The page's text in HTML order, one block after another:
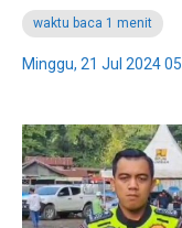
waktu baca 1 menit
Minggu, 21 Jul 2024